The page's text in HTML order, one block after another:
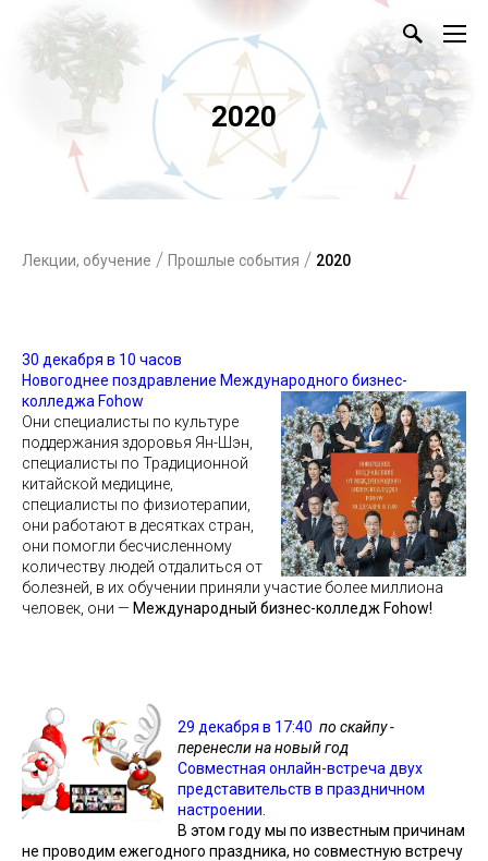
2020
Лекции, обучение / Прошлые события / 2020
30 декабря в 10 часов
Новогоднее поздравление Международного бизнес-
колледжа Fohow
Они специалисты по культуре
поддержания здоровья Ян-Шэн,
специалисты по Традиционной
китайской медицине,
специалисты по физиотерапии,
они работают в десятках стран,
они помогли бесчисленному
количеству людей отдалиться от
болезней, в их обучении приняли участие более миллиона
человек, они — Международный бизнес-колледж Fohow!
29 декабря в 17:40 по скайпу -
перенесли на новый год
Совместная онлайн-встреча двух
представительств в праздничном
настроении.
В этом году мы по известным причинам
не проводим ежегодного праздника, но совместную встречу